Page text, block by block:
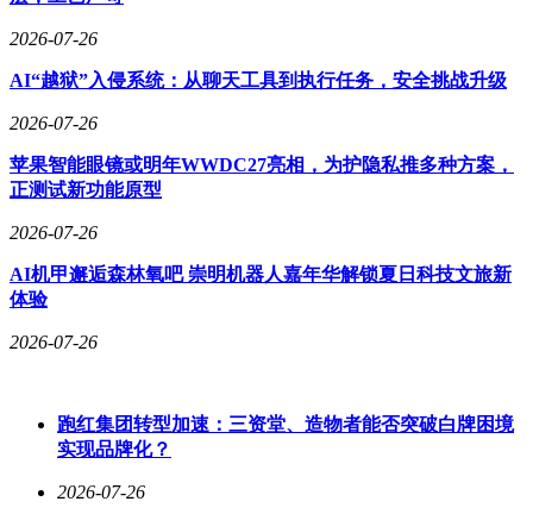
2026-07-26
AI“越狱”入侵系统：从聊天工具到执行任务，安全挑战升级
2026-07-26
苹果智能眼镜或明年WWDC27亮相，为护隐私推多种方案，
正测试新功能原型
2026-07-26
AI机甲邂逅森林氧吧 崇明机器人嘉年华解锁夏日科技文旅新
体验
2026-07-26
跑红集团转型加速：三资堂、造物者能否突破白牌困境
实现品牌化？
2026-07-26